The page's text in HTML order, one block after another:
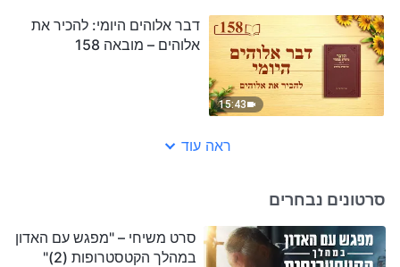
15:43
דבר אלוהים היומי: להכיר את
אלוהים – מובאה 158
ראה עוד
סרטונים נבחרים
סרט משיחי – "מפגש עם האדון
במהלך הקטסטרופות (2)"